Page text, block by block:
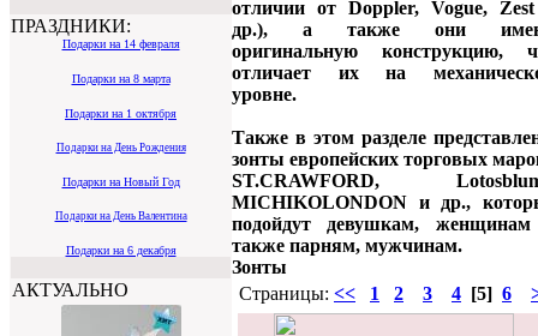
ПРАЗДНИКИ:
Подарки на 14 февраля
Подарки на 8 марта
Подарки на 1 октября
Подарки на День Рождения
Подарки на Новый Год
Подарки на День Валентина
Подарки на 6 декабря
АКТУАЛЬНО
отличии от Doppler, Vogue,
др.), а также они
оригинальную конструкцию,
отличает их на
уровне.
Также в этом разделе
зонты европейских торговых
ST.CRAWFORD,
MICHIKOLONDON и др.,
подойдут девушкам,
также парням, мужчинам.
Зонты
Страницы: << 1 2 3 4 [5] 6